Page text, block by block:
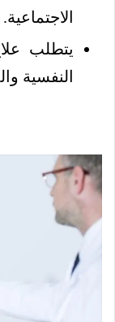
الاجتماعية.
يتطلب
النفسية